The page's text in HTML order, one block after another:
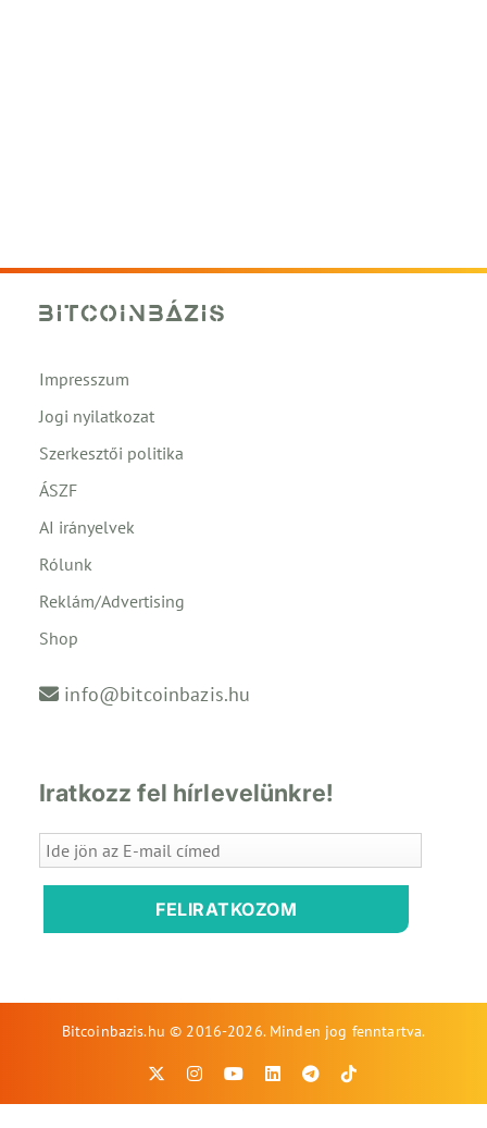
Impresszum
Jogi nyilatkozat
Szerkesztői politika
ÁSZF
AI irányelvek
Rólunk
Reklám/Advertising
Shop
info@bitcoinbazis.hu
Iratkozz fel hírlevelünkre!
FELIRATKOZOM
Bitcoinbazis.hu © 2016-2026. Minden jog fenntartva.